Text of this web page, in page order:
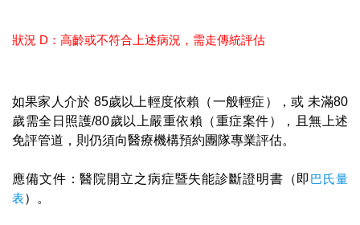
狀況 D：高齡或不符合上述病況，需走傳統評估
如果家人介於 85歲以上輕度依賴（一般輕症），或 未滿80
歲需全日照護/80歲以上嚴重依賴（重症案件），且無上述
免評管道，則仍須向醫療機構預約團隊專業評估。
應備文件：醫院開立之病症暨失能診斷證明書（即 巴氏量
表）。